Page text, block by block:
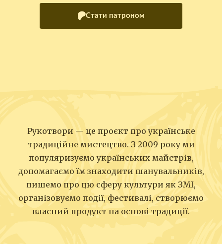
Стати патроном
Рукотвори — це проєкт про українське
традиційне мистецтво. З 2009 року ми
популяризуємо українських майстрів,
допомагаємо їм знаходити шанувальників,
пишемо про цю сферу культури як ЗМІ,
організовуємо події, фестивалі, створюємо
власний продукт на основі традиції.